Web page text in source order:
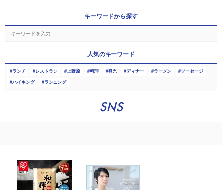
キーワードから探す
人気のキーワード
ランチ レストラン 上野原 料理 観光 ディナー ラーメン ソーセージ
ハイキング ランニング
SNS